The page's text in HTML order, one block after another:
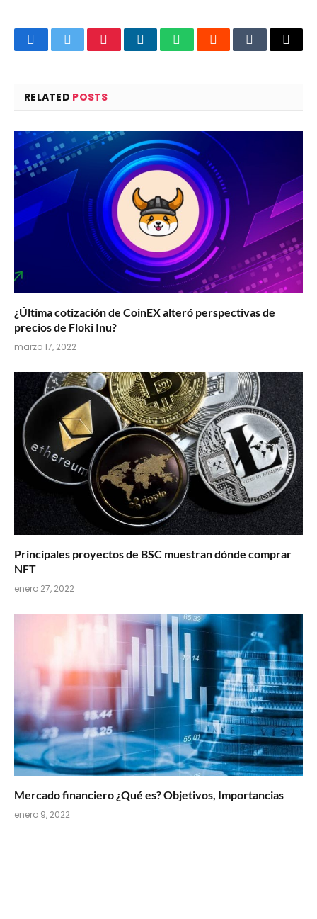
FacebookTwitterPinterestLinkedInWhatsAppRedditTumblrEmail
RELATED POSTS
¿Última cotización de CoinEX alteró perspectivas de
precios de Floki Inu?
marzo 17, 2022
Principales proyectos de BSC muestran dónde comprar
NFT
enero 27, 2022
Mercado financiero ¿Qué es? Objetivos, Importancias
enero 9, 2022